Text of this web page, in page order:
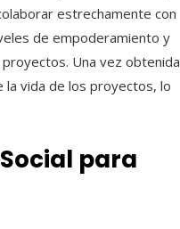
estrechamente con
de empoderamiento y
Una vez obtenida
la vida de los proyectos, lo
para